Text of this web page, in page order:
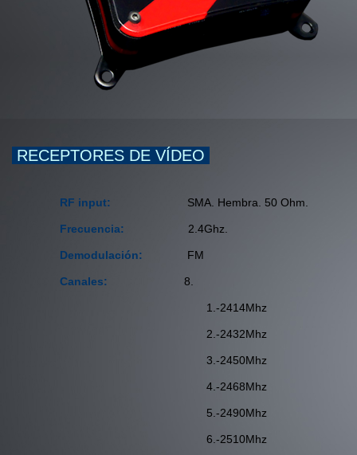
RECEPTORES DE VÍDEO
RF input: SMA. Hembra. 50 Ohm.
Frecuencia: 2.4Ghz.
Demodulación: FM
Canales: 8.
1.-2414Mhz
2.-2432Mhz
3.-2450Mhz
4.-2468Mhz
5.-2490Mhz
6.-2510Mhz